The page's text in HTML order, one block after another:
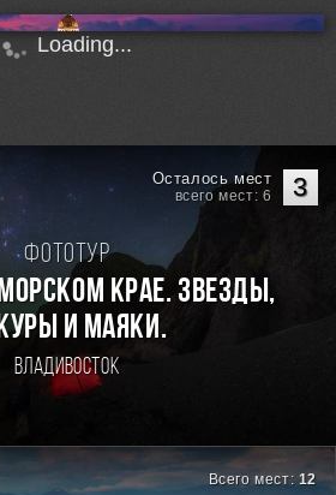
Loading...
3
Осталось мест
всего мест: 6
Фототур
Крае. Звезды,
и маяки.
Владивосток
Всего мест: 12